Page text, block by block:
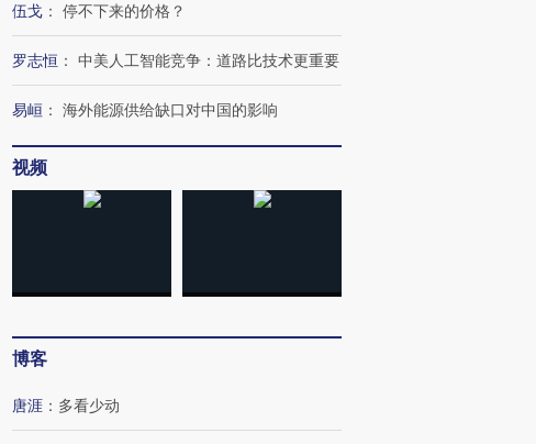
行员跨国走私7万
视线｜被称为“蟑螂”的印
】走进第四届链博
数智科技“链”接产
伍戈 ： 停不下来的价格？
罗志恒 ： 中美人工智能竞争：道路比技术更重要
易峘 ： 海外能源供给缺口对中国的影响
视频
博客
唐涯 ： 多看少动